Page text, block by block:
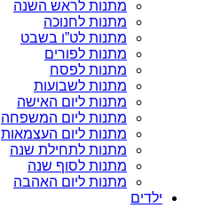
מתנות לראש השנה
מתנות לחנוכה
מתנות לט”ו בשבט
מתנות לפורים
מתנות לפסח
מתנות לשבועות
מתנות ליום האישה
מתנות ליום המשפחה
מתנות ליום העצמאות
מתנות לתחילת שנה
מתנות לסוף שנה
מתנות ליום האהבה
ילדים